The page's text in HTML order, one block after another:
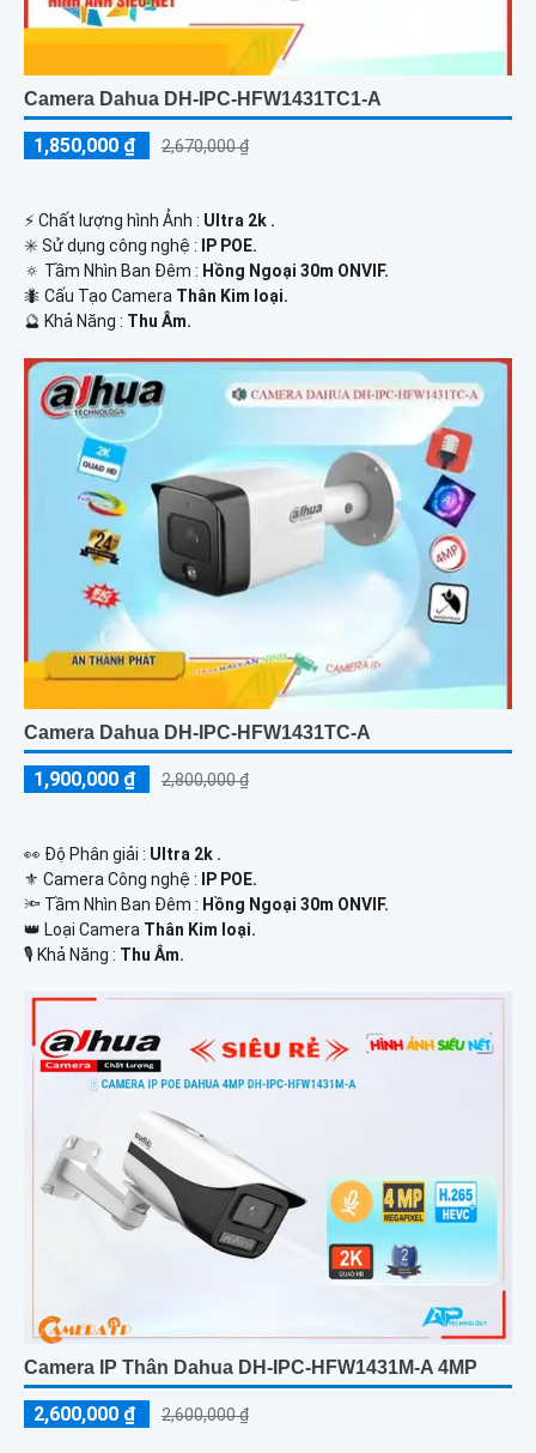
Camera Dahua DH-IPC-HFW1431TC1-A
1,850,000 ₫ 2,670,000 ₫
️⚡ Chất lượng hình Ảnh : Ultra 2k .
✳️ Sử dụng công nghệ :
IP POE.
🔅 Tầm Nhìn Ban Đêm : Hồng Ngoại 30m ONVIF.
🐜 Cấu Tạo Camera Thân Kim loại.
️🔮 Khả Năng : Thu Âm.
Camera Dahua DH-IPC-HFW1431TC-A
1,900,000 ₫ 2,800,000 ₫
️👀 Độ Phân giải : Ultra 2k .
⚜️ Camera Công nghệ :
IP POE.
🔦 Tầm Nhìn Ban Đêm : Hồng Ngoại 30m ONVIF.
👑 Loại Camera Thân Kim loại.
️🎙 Khả Năng : Thu Âm.
Camera IP Thân Dahua DH-IPC-HFW1431M-A 4MP
2,600,000 ₫ 2,600,000 ₫